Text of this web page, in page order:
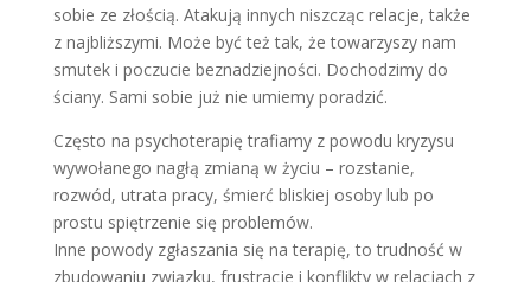
sobie ze złością. Atakują innych niszcząc relacje, także
z najbliższymi. Może być też tak, że towarzyszy nam
smutek i poczucie beznadziejności. Dochodzimy do
ściany. Sami sobie już nie umiemy poradzić.
Często na psychoterapię trafiamy z powodu kryzysu
wywołanego nagłą zmianą w życiu – rozstanie,
rozwód, utrata pracy, śmierć bliskiej osoby lub po
prostu spiętrzenie się problemów.
Inne powody zgłaszania się na terapię, to trudność w
zbudowaniu związku, frustracje i konflikty w relacjach z